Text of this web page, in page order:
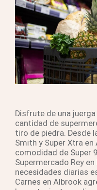
Disfrute de una
cantidad de
tiro de piedra. Desde
Smith y Super Xtra
comodidad de Super
Supermercado Rey
necesidades diarias
Carnes en Albrook